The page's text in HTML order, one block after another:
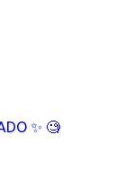
✨ 🧐